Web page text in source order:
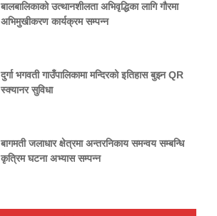
बालबालिकाको उत्थानशीलता अभिवृद्धिका लागि गौरमा
अभिमुखीकरण कार्यक्रम सम्पन्न
दुर्गा भगवती गाउँपालिकामा मन्दिरको इतिहास बुझ्न QR
स्क्यानर सुविधा
बागमती जलाधार क्षेत्रमा अन्तरनिकाय समन्वय सम्बन्धि
कृत्रिम घटना अभ्यास सम्पन्न